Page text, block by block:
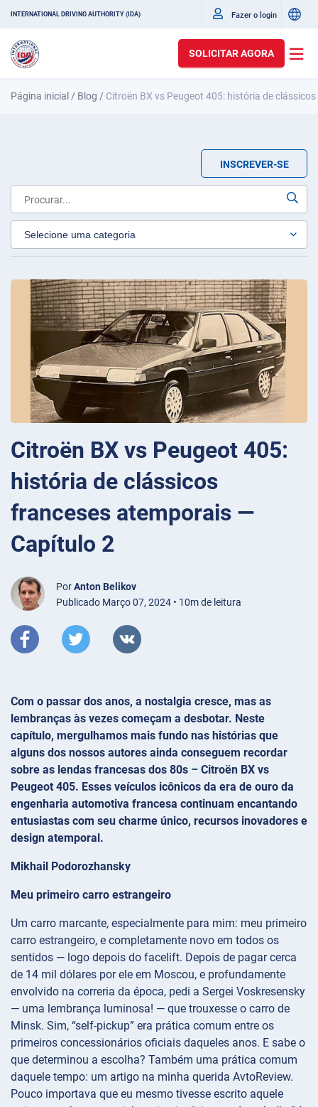
INTERNATIONAL DRIVING AUTHORITY (IDA) Fazer o login
SOLICITAR AGORA
Página inicial / Blog / Citroën BX vs Peugeot 405: história de
INSCREVER-SE
Citroën BX vs Peugeot 405:
história de clássicos
franceses atemporais —
Capítulo 2
PorAnton Belikov
Publicado Março 07, 2024 • 10m de leitura
Com o passar dos anos, a nostalgia cresce, mas as
lembranças às vezes começam a desbotar. Neste
capítulo, mergulhamos mais fundo nas histórias que
alguns dos nossos autores ainda conseguem recordar
sobre as lendas francesas dos 80s – Citroën BX vs
Peugeot 405. Esses veículos icônicos da era de ouro da
engenharia automotiva francesa continuam encantando
entusiastas com seu charme único, recursos inovadores e
design atemporal.
Mikhail Podorozhansky
Meu primeiro carro estrangeiro
Um carro marcante, especialmente para mim: meu primeiro
carro estrangeiro, e completamente novo em todos os
sentidos — logo depois do facelift. Depois de pagar cerca
de 14 mil dólares por ele em Moscou, e profundamente
envolvido na correria da época, pedi a Sergei Voskresensky
— uma lembrança luminosa! — que trouxesse o carro de
Minsk. Sim, “self-pickup” era prática comum entre os
primeiros concessionários oficiais daqueles anos. E sabe o
que determinou a escolha? Também uma prática comum
daquele tempo: um artigo na minha querida AvtoReview.
Pouco importava que eu mesmo tivesse escrito aquele